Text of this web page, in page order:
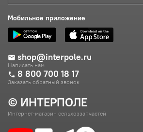
© ИНТЕРПОЛЕ
Интернет-магазин сельхоззапчастей
Мобильное приложение
shop@interpole.ru
Написать нам
8 800 700 18 17
Заказать обратный звонок